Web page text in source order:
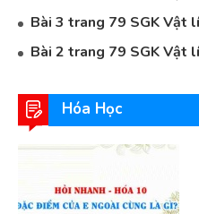
Bài 3 trang 79 SGK Vật
Bài 2 trang 79 SGK Vật
Hóa Học